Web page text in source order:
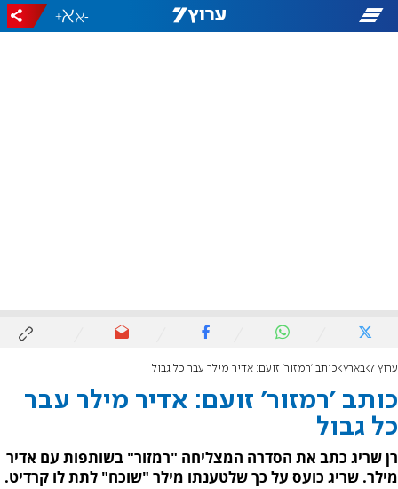
-
+
ערוץ 7 בארץ כותב 'רמזור' זועם: אדיר מילר עבר כל גבול
כותב 'רמזור' זועם: אדיר מילר עבר
כל גבול
רן שריג כתב את הסדרה המצליחה "רמזור" בשותפות עם אדיר
מילר. שריג כועס על כך שלטענתו מילר "שוכח" לתת לו קרדיט.